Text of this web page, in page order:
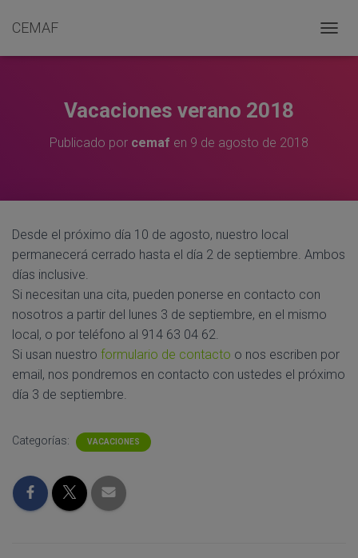
CEMAF
A
A
Ó
N
Vacaciones verano 2018
Publicado por cemaf en 9 de agosto de 2018
Desde el próximo día 10 de agosto, nuestro local
permanecerá cerrado hasta el día 2 de septiembre. Ambos
días inclusive.
Si necesitan una cita, pueden ponerse en contacto con
nosotros a partir del lunes 3 de septiembre, en el mismo
local, o por teléfono al 914 63 04 62.
Si usan nuestro formulario de contacto o nos escriben por
email, nos pondremos en contacto con ustedes el próximo
día 3 de septiembre.
Categorías: VACACIONES